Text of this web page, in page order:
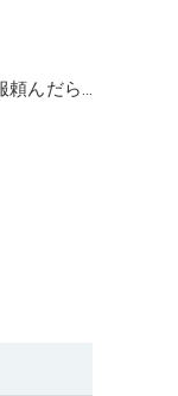
YouTubeで見て服頼んだら😅